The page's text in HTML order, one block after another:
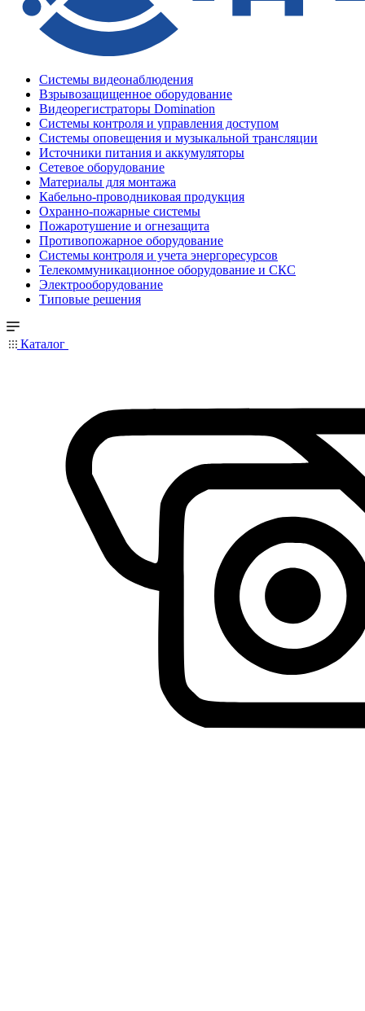
Системы видеонаблюдения
Взрывозащищенное оборудование
Видеорегистраторы Domination
Системы контроля и управления доступом
Системы оповещения и музыкальной трансляции
Источники питания и аккумуляторы
Сетевое оборудование
Материалы для монтажа
Кабельно-проводниковая продукция
Охранно-пожарные системы
Пожаротушение и огнезащита
Противопожарное оборудование
Системы контроля и учета энергоресурсов
Телекоммуникационное оборудование и СКС
Электрооборудование
Типовые решения
Каталог